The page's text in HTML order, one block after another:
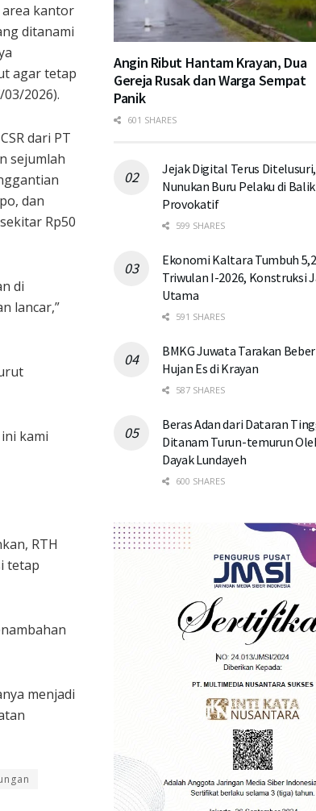
area kantor
ditanami
agar tetap
2026).
dari PT
sejumlah
dan
Rp50
di
lancar,”
kami
RTH
tetap
menjadi
Angin Ribut Hantam Krayan, Dua
Gereja Rusak dan Warga Sempat
Panik
601 SHARES
Jejak Digital Terus
Nunukan Buru Pelaku di
Provokatif
599 SHARES
Ekonomi Kaltara Tumbuh
Triwulan I-2026, Konstruksi
Utama
591 SHARES
BMKG Juwata Tarakan
Hujan Es di Krayan
587 SHARES
Beras Adan dari Dataran
Ditanam Turun-temurun
Dayak Lundayeh
600 SHARES